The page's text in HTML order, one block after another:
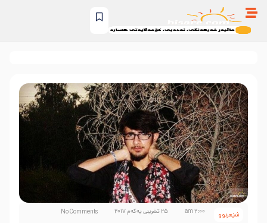
شێعرنوو 2:00 am 25 تشرینی یەکەم 2017 No Comments